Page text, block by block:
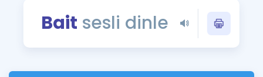
Bait sesli dinle